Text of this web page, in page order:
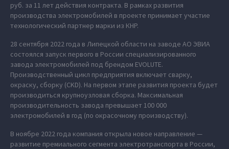
руб. за 11 лет действия контракта. В рамках развития
производства электромобилей в проекте принимает участие
технологический партнер марки из КНР.
28 сентября 2022 года в Липецкой области на заводе АО ЭВИА
состоялся запуск первого в России специализированного
завода электромобилей под брендом EVOLUTE.
Производственный цикл предприятия включает сварку,
окраску, сборку (CKD). На первом этапе развития проекта будет
производиться крупноузловая сборка. Максимальная
производительность завода превышает 100 000
электромобилей в год (по окрасочному производству).
В ноябре 2022 года компания открыла новое направление —
развитие премиального сегмента электротранспорта в России,